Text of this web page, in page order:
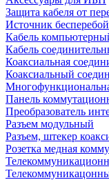
Защита кабеля от
Источник
Кабель
Кабель
Коаксиальная
Коаксиальный
Панель
Преобразователь
Разъем модульный
Разъем, штекер
Розетка медная